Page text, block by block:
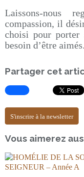
Laissons-nous
compassion, il
choisi pour porter
besoin d’être
Partager cet
S'inscrire à la newsletter
Vous aimerez